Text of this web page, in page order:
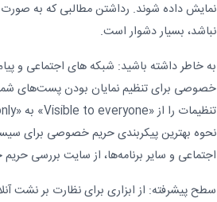
نمایش داده شوند. رداشتن مطالبی که به
نباشد، بسیار دشوار است.
به خاطر داشته باشید: شبکه های اجتماعی و
خصوصی برای تنظیم نمایان بودن پست‌های شما
نحوه بهترین پیکربندی حریم خصوصی برای
اجتماعی و سایر برنامه‌ها، از سایت بررسی
سطح پیشرفته: از ابزاری برای نظارت بر نشت